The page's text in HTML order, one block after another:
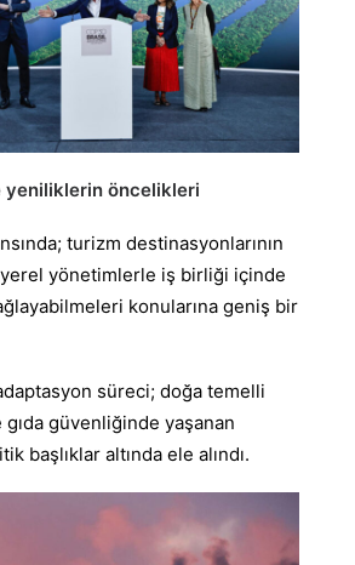
yeniliklerin öncelikleri
turizm destinasyonlarının
yerel yönetimlerle iş birliği içinde
konularına geniş bir
süreci; doğa temelli
güvenliğinde yaşanan
başlıklar altında ele alındı.